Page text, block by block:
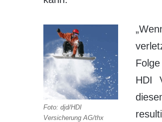
Foto: djd/HDI
Versicherung AG/thx
HDI